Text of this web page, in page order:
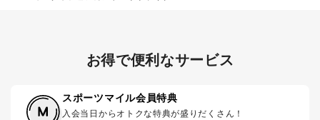
お得で便利なサービス
スポーツマイル会員特典
入会当日からオトクな特典が盛りだくさん！